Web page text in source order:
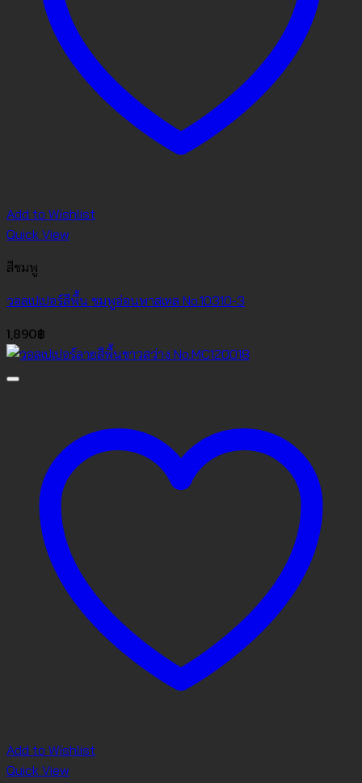
Add to Wishlist
Quick View
สีชมพู
วอลเปเปอร์สีพื้น ชมพูอ่อนพาสเทล No.10310-3
1,890฿
Add to Wishlist
Quick View